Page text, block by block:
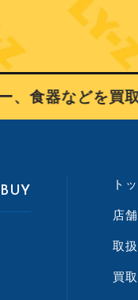
などを買取
BUY ト
店
取
買